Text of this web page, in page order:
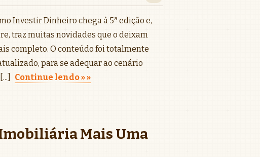
Investir Dinheiro chega à 5ª edição e,
traz muitas novidades que o deixam
completo. O conteúdo foi totalmente
para se adequar ao cenário
Continue lendo »
Mais Uma